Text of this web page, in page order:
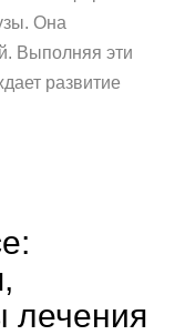
Она
Выполняя эти
развитие
лечения